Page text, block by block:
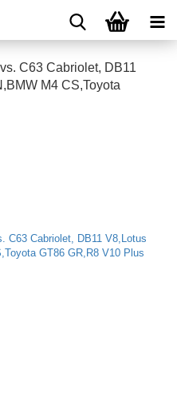
C63 Cabriolet, DB11
M4 CS,Toyota